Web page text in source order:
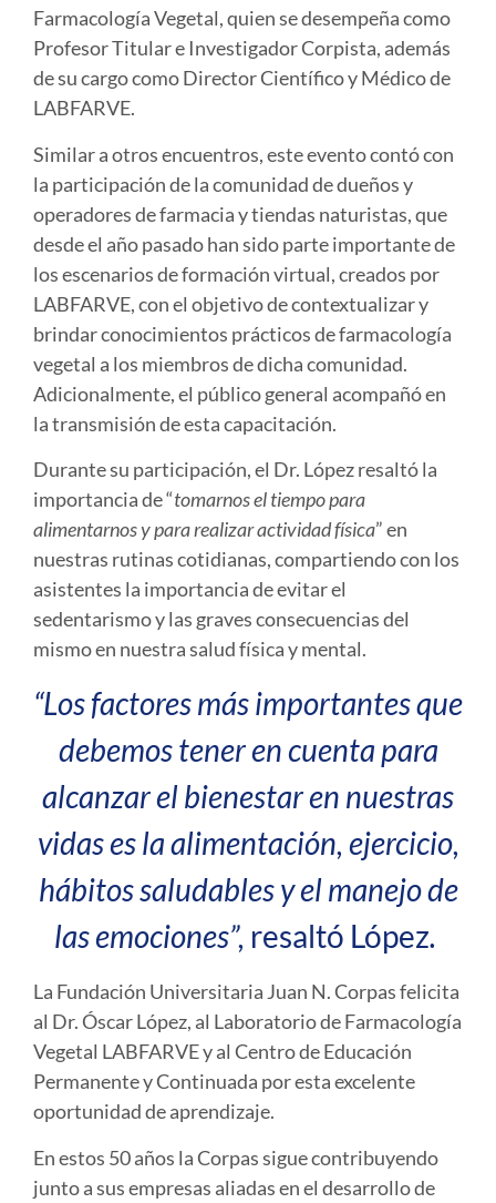
Farmacología Vegetal, quien se desempeña como
Profesor Titular e Investigador Corpista, además
de su cargo como Director Científico y Médico de
LABFARVE.
Similar a otros encuentros, este evento contó con
la participación de la comunidad de dueños y
operadores de farmacia y tiendas naturistas, que
desde el año pasado han sido parte importante de
los escenarios de formación virtual, creados por
LABFARVE, con el objetivo de contextualizar y
brindar conocimientos prácticos de farmacología
vegetal a los miembros de dicha comunidad.
Adicionalmente, el público general acompañó en
la transmisión de esta capacitación.
Durante su participación, el Dr. López resaltó la
importancia de “tomarnos el tiempo para
alimentarnos y para realizar actividad física” en
nuestras rutinas cotidianas, compartiendo con los
asistentes la importancia de evitar el
sedentarismo y las graves consecuencias del
mismo en nuestra salud física y mental.
“Los factores más importantes que
debemos tener en cuenta para
alcanzar el bienestar en nuestras
vidas es la alimentación, ejercicio,
hábitos saludables y el manejo de
las emociones”, resaltó López.
La Fundación Universitaria Juan N. Corpas felicita
al Dr. Óscar López, al Laboratorio de Farmacología
Vegetal LABFARVE y al Centro de Educación
Permanente y Continuada por esta excelente
oportunidad de aprendizaje.
En estos 50 años la Corpas sigue contribuyendo
junto a sus empresas aliadas en el desarrollo de